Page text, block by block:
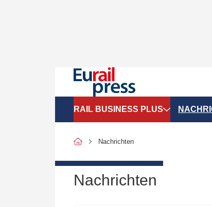
RAIL BUSINESS PLUS
SPNV-Marktdaten
Nachrichten
Nachrichten